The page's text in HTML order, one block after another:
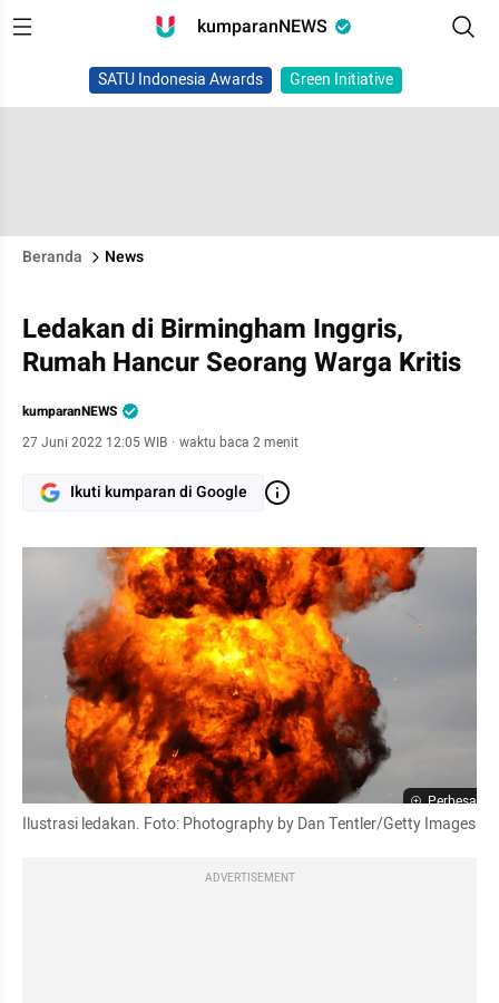
kumparanNEWS
SATU Indonesia Awards Green Initiative
Beranda News
Ledakan di Birmingham Inggris,
Rumah Hancur Seorang Warga Kritis
kumparanNEWS
27 Juni 2022 12:05 WIB · waktu baca 2 menit
Ikuti kumparan di Google
Perbesar
Ilustrasi ledakan. Foto: Photography by Dan Tentler/Getty Images
ADVERTISEMENT